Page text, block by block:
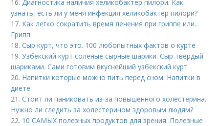
16.Диагностика наличия хеликобактер пилори. Как
узнать, есть ли у меня инфекция хеликобактер пилори?
17. Как легко сократить время лечения при гриппе или..
Грипп
18.Сыр курт, что это. 100 любопытных фактов о курте
19.Узбекский курт соленые сырные шарики. Сыр твердый
шариками. Сами готовим вкуснейший узбекский курт
20. Напитки которые можно пить перед сном. Напитки в
диете
21.Стоит ли паниковать из-за повышенного холестерина.
Нужно ли следить за холестерином здоровым людям?
22. 10 САМЫХ полезных продуктов для зрения. Полезные